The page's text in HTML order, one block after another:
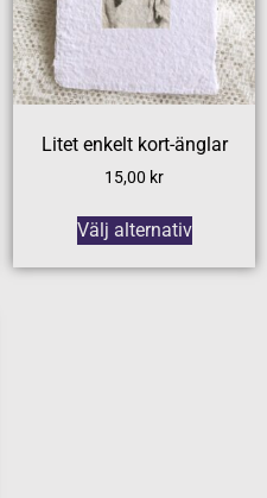
Litet enkelt kort-änglar
15,00 kr
Välj alternativ